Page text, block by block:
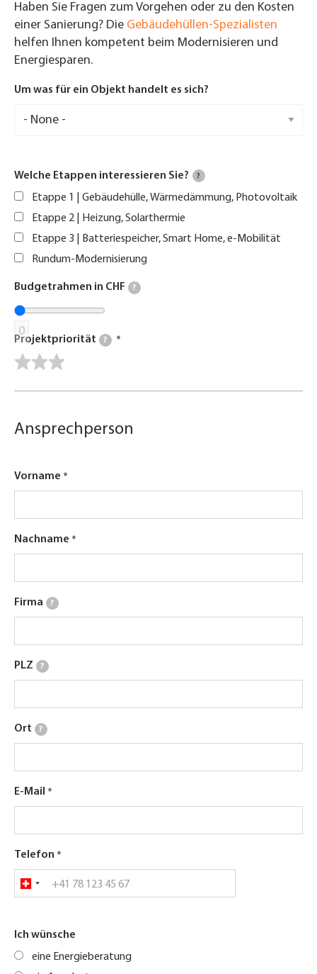
Haben Sie Fragen zum Vorgehen oder zu den Kosten
einer Sanierung? Die Gebäudehüllen-Spezialisten
helfen Ihnen kompetent beim Modernisieren und
Energiesparen.
Um was für ein Objekt handelt es sich?
Welche Etappen interessieren Sie? ?
Etappe 1 | Gebäudehülle, Wärmedämmung, Photovoltaik
Etappe 2 | Heizung, Solarthermie
Etappe 3 | Batteriespeicher, Smart Home, e-Mobilität
Rundum-Modernisierung
Budgetrahmen in CHF ?
0
Projektpriorität ?
Ansprechperson
Vorname
Nachname
Firma ?
PLZ ?
Ort ?
E-Mail
Telefon
Ich wünsche
eine Energieberatung